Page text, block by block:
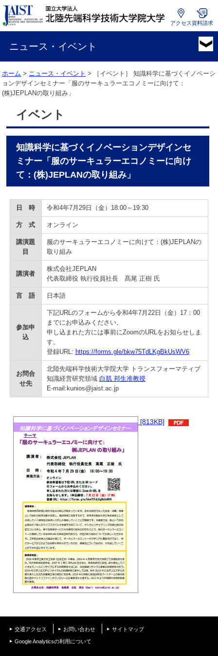
国
学
法
人
北
端
アクセス 資料請求
ニュース・イベント
ホーム > ニュース・イベント > ［イベント］知識科学に基づくイノベーシ
ョンデザインセミナー「服のサーキュラーエコノミーに向けて：
(株)JEPLANの取り組み」
イベント
知識科学に基づくイノベーションデザインセ
ミナー「服のサーキュラーエコノミーに向け
て：(株)JEPLANの取り組み」
日 時 令和4年7月29日（金）18:00～19:30
方 式 オンライン
講演題
目
服のサーキュラーエコノミーに向けて：(株)JEPLANの
取り組み
講演者
株式会社JEPLAN
代表取締役 執行役員社長 髙尾 正樹 氏
言 語 日本語
参加申
込
下記URLのフォームから令和4年7月22日（金）17：00
までにお申込みください。
申し込まれた方には事前にZoomのURLをお知らせしま
す。
登録URL: https://forms.gle/bkw75TdLKgBkUsWV6
お問合
せ先
北陸先端科学技術大学院大学 トランスフォーマティブ
知識経営研究領域 白肌 邦生准教授
E-mail:kunios@jaist.ac.jp
[813KB]
交通アクセス お問い合わせ サイトマップ
Google Analyticsの利用について